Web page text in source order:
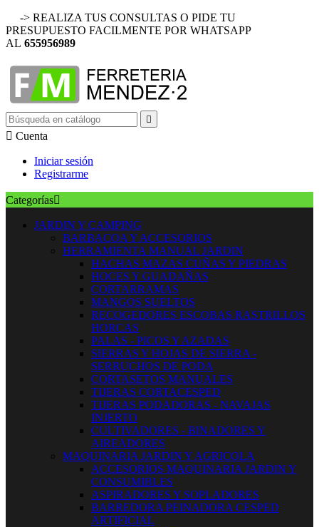
-> REALIZA TUS CONSULTAS O PIDE TU
PRESUPUESTO FACILMENTE POR WHATSAPP
AL 655956989

 Cuenta
Iniciar sesión
Registrarme
Categorías
JARDIN Y CAMPING
BARBACOA Y ACCESORIOS
HERRAMIENTA MANUAL JARDIN
HACHAS MAZAS CUÑAS Y PIEDRAS
HOCES Y GUADAÑAS
CORTARRAMAS
MANGOS SUELTOS
RECOGEDORES ESCOBAS RASTRILLOS
HORCAS
PALAS - PICOS Y AZADAS
SIERRAS Y HOJAS DE SIERRA -
SERRUCHOS DE PODA
CORTASETOS MANUALES
TIJERAS CORTACESPED
TIJERAS PODADORAS - NAVAJAS
INJERTO
CULTIVADORES - BINADORES Y
AIREADORES
MAQUINARIA JARDIN Y AGRICOLA
ACCESORIOS MAQUINARIA JARDIN Y
CONSUMIBLES
ASPIRADORES Y SOPLADORES
BARREDORA PEINADORA CESPED
ARTIFICIAL